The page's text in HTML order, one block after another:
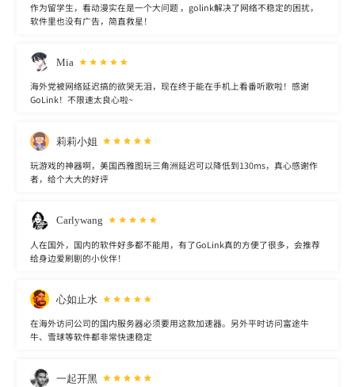
作为留学生，看动漫实在是一个大问题 ，golink解决了网络不稳定的困扰，
软件里也没有广告，简直救星！
Mia
海外党被网络延迟搞的欲哭无泪，现在终于能在手机上看番听歌啦！感谢
GoLink！不限速太良心啦~
莉莉小姐
玩游戏的神器啊，美国西雅图玩三角洲延迟可以降低到130ms，真心感谢作
者，给个大大的好评
Carlywang
人在国外，国内的软件好多都不能用，有了GoLink真的方便了很多，会推荐
给身边爱刷剧的小伙伴！
心如止水
在海外访问公司的国内服务器必须要用这款加速器。另外平时访问富途牛
牛、雪球等软件都非常快速稳定
一起开黑